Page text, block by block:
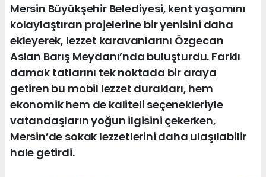
Mersin Büyükşehir Belediyesi, kent yaşamını
kolaylaştıran projelerine bir yenisini daha
ekleyerek, lezzet karavanlarını Özgecan
Aslan Barış Meydanı’nda buluşturdu. Farklı
damak tatlarını tek noktada bir araya
getiren bu mobil lezzet durakları, hem
ekonomik hem de kaliteli seçenekleriyle
vatandaşların yoğun ilgisini çekerken,
Mersin’de sokak lezzetlerini daha ulaşılabilir
hale getirdi.